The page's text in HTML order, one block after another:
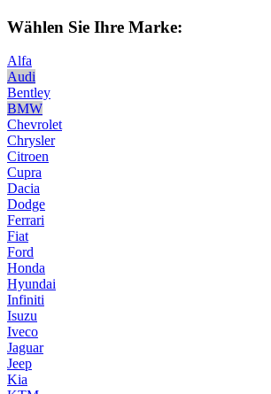
Wählen Sie Ihre Marke:
Alfa
Audi
Bentley
BMW
Chevrolet
Chrysler
Citroen
Cupra
Dacia
Dodge
Ferrari
Fiat
Ford
Honda
Hyundai
Infiniti
Isuzu
Iveco
Jaguar
Jeep
Kia